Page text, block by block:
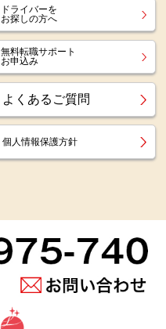
ドライバーを
お探しの方へ
無料転職サポート
お申込み
よくあるご質問
個人情報保護方針